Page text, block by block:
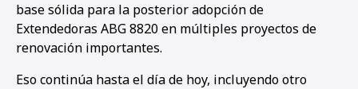
12 3456
base sólida para la posterior adopción de
Extendedoras ABG 8820 en múltiples proyectos de
renovación importantes.
Eso continúa hasta el día de hoy, incluyendo otro